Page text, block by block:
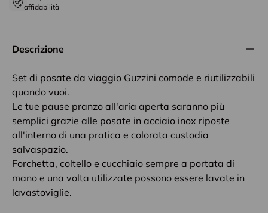
affidabilità
Descrizione
Set di posate da viaggio Guzzini comode e riutilizzabili
quando vuoi.
Le tue pause pranzo all'aria aperta saranno più
semplici grazie alle posate in acciaio inox riposte
all'interno di una pratica e colorata custodia
salvaspazio.
Forchetta, coltello e cucchiaio sempre a portata di
mano e una volta utilizzate possono essere lavate in
lavastoviglie.